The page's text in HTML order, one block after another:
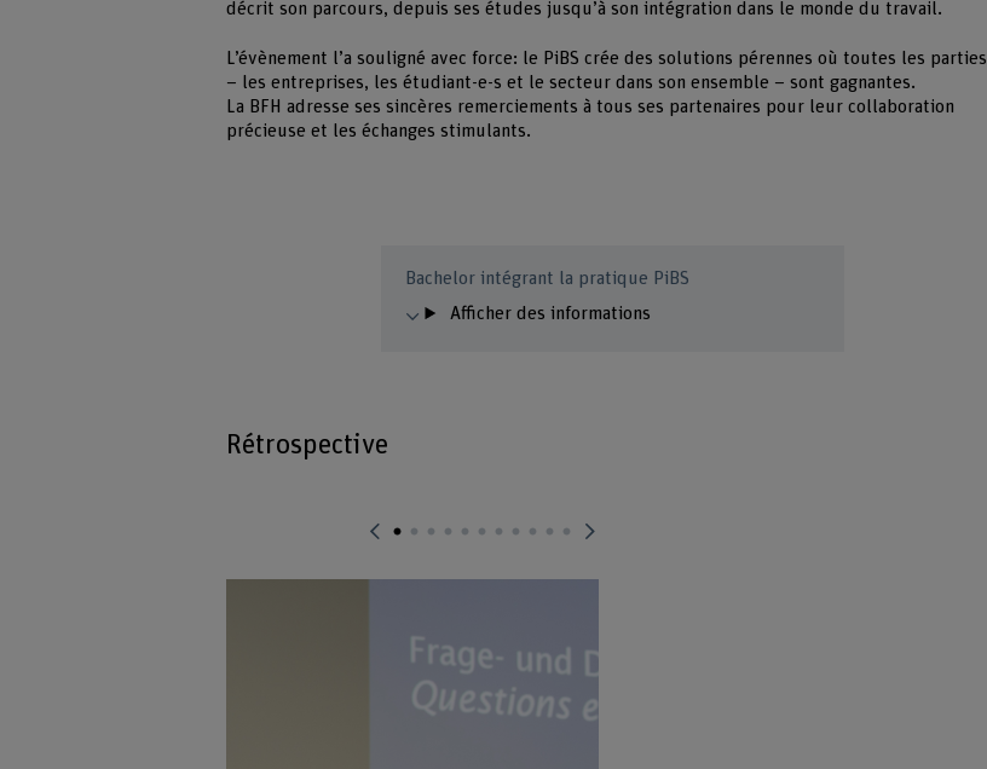
décrit son parcours, depuis ses études jusqu’à son intégration dans le monde du travail.
L’évènement l’a souligné avec force: le PiBS crée des solutions pérennes où toutes les parties
– les entreprises, les étudiant-e-s et le secteur dans son ensemble – sont gagnantes.
La BFH adresse ses sincères remerciements à tous ses partenaires pour leur collaboration
précieuse et les échanges stimulants.
Bachelor intégrant la pratique PiBS
Afficher des informations
Rétrospective